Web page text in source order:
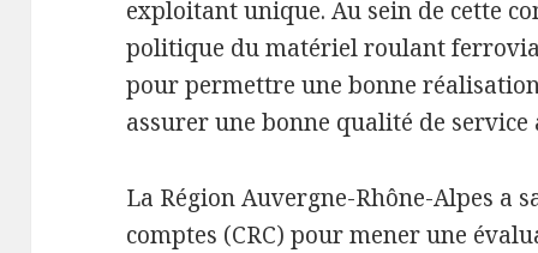
exploitant unique. Au sein de cette
politique du matériel roulant
pour permettre une bonne
assurer une bonne qualité de service
La Région Auvergne-Rhône-Alpes a
comptes (CRC) pour mener une